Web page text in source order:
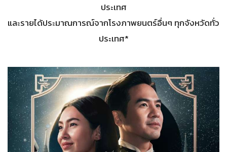
ประเทศ
และรายได้ประมาณการณ์จากโรงภาพยนตร์อื่นๆ ทุกจังหวัดทั่ว
ประเทศ*